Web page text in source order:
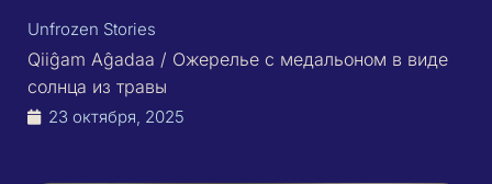
Unfrozen Stories
Qiiĝam Aĝadaa / Ожерелье с медальоном в виде
солнца из травы
23 октября, 2025